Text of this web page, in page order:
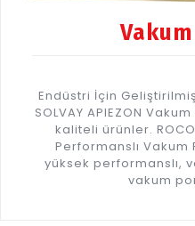
Endüstri İçin
SOLVAY APIEZON
kaliteli ürünler.
Performanslı Vakum
yüksek performanslı,
vakum